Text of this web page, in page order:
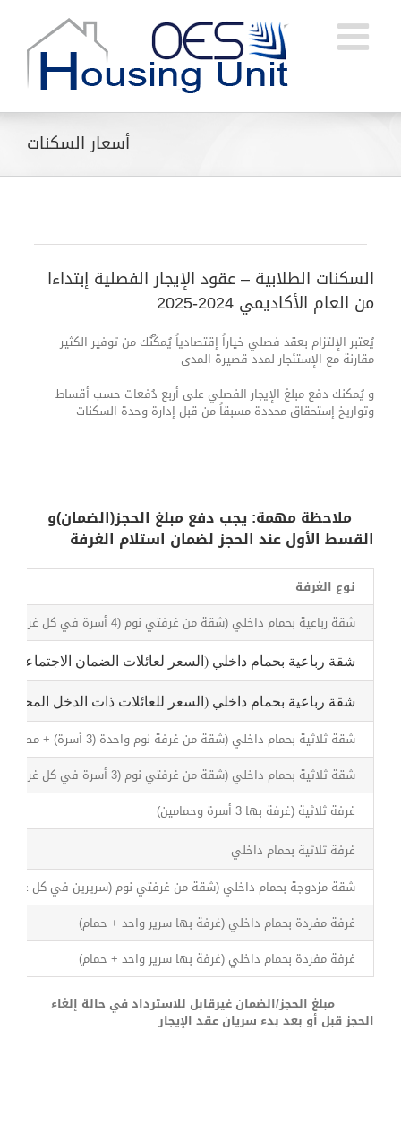
content
أسعار السكنات
السكنات الطلابية – عقود الإيجار الفصلية إبتداءا
من العام الأكاديمي 2024-2025
يُعتبر الإلتزام بعقد فصلي خياراً إقتصادياً يُمكِّنُك من توفير الكثير
مقارنة مع الإستئجار لمدد قصيرة المدى
و يُمكنك دفع مبلغ الإيجار الفصلي على أربع دُفعات حسب أقساط
وتواريخ إستحقاق محددة مسبقاً من قبل إدارة وحدة السكنات
ملاحظة مهمة: يجب دفع مبلغ الحجز(الضمان)و
القسط الأول عند الحجز لضمان استلام الغرفة
نوع الغرفة
شقة رباعية بحمام داخلي (شقة من غرفتي نوم (4 أسرة في كل غرفة) + مطبخ + غرفة معيشة)
شقة رباعية بحمام داخلي (السعر لعائلات الضمان الاجتماعية)
شقة رباعية بحمام داخلي (السعر للعائلات ذات الدخل المحدود)
شقة ثلاثية بحمام داخلي (شقة من غرفة نوم واحدة (3 أسرة) + مطبخ + غرفة معيشة)
شقة ثلاثية بحمام داخلي (شقة من غرفتي نوم (3 أسرة في كل غرفة) + مطبخ + غرفة معيشة)
غرفة ثلاثية (غرفة بها 3 أسرة وحمامين)
غرفة ثلاثية بحمام داخلي
شقة مزدوجة بحمام داخلي (شقة من غرفتي نوم (سريرين في كل
غرفة مفردة بحمام داخلي (غرفة بها سرير واحد + حمام)
غرفة مفردة بحمام داخلي (غرفة بها سرير واحد + حمام)
مبلغ الحجز/الضمان غيرقابل للاسترداد في حالة إلغاء
الحجز قبل أو بعد بدء سريان عقد الإيجار